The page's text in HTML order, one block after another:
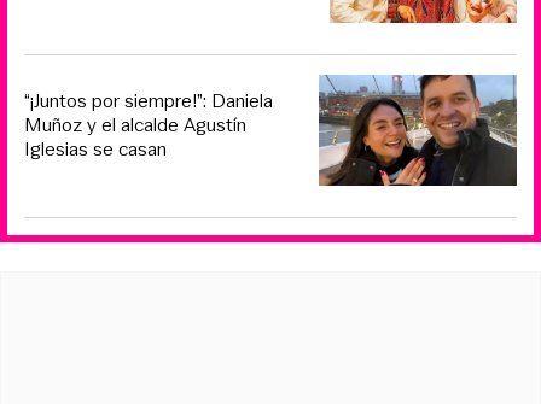
“¡Juntos por siempre!”: Daniela
Muñoz y el alcalde Agustín
Iglesias se casan